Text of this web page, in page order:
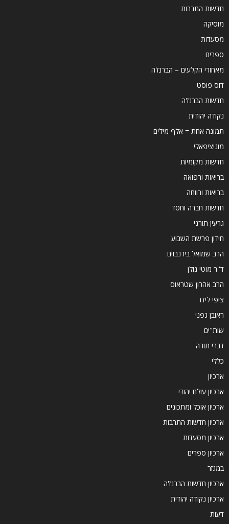
חדשות התרבות
מוסיקה
מסעדות
ספרים
מאחורי הקלעים – הברנז'ה
דוס פוסט
חדשות הברנז'ה
נקודה יהודית
תמונה אחת = אלף מילים
מוניציפאלי
חדשות מקומיות
בריאות ורפואה
בריאות ורווחה
חדשות חברה וחסד
גרעין תורני
חידון פרשת השבוע
הרב שמואל בירנבוים
ד''ר מוטי גולן
הרב אהרון שטראוס
ציפי לידר
ראובן גפני
שות"ים
דברי תורה
כללי
ארכיון
ארכיון עולם יהודי
ארכיון אוכל ומתכונים
ארכיון חדשות התרבות
ארכיון מסעדות
ארכיון ספרים
במגזר
ארכיון חדשות הברנז'ה
ארכיון נקודה יהודית
דעות